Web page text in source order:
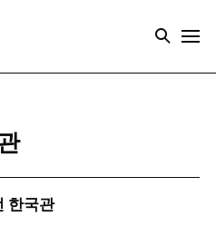
한국관